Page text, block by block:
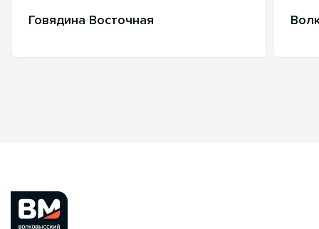
Говядина Восточная